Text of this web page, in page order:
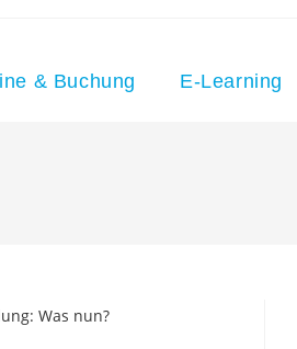
& Buchung E-Learning